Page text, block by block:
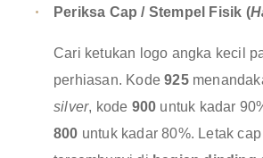
Periksa Cap / Stempel Fisik (
Cari ketukan logo angka kecil
perhiasan. Kode925
silver, kode 900 untuk kadar
800 untuk kadar 80%. Letak